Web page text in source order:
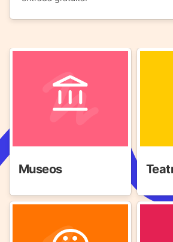
Museos